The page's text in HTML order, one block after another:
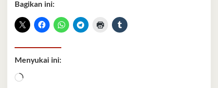
Bagikan ini:
Menyukai ini:
Memuat...